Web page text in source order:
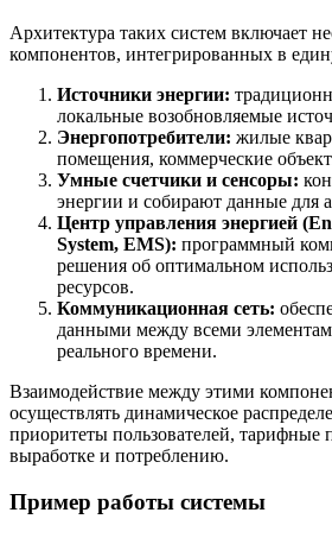
Архитектура таких систем включает
компонентов, интегрированных в
Источники энергии:
локальные возобновляемые
Энергопотребители: жилые
помещения, коммерческие
Умные счетчики и сенсоры:
энергии и собирают данные для
Центр управления энергией
System, EMS): программный
решения об оптимальном
ресурсов.
Коммуникационная сеть:
данными между всеми
реального времени.
Взаимодействие между этими
осуществлять динамическое
приоритеты пользователей,
выработке и потреблению.
Пример работы системы